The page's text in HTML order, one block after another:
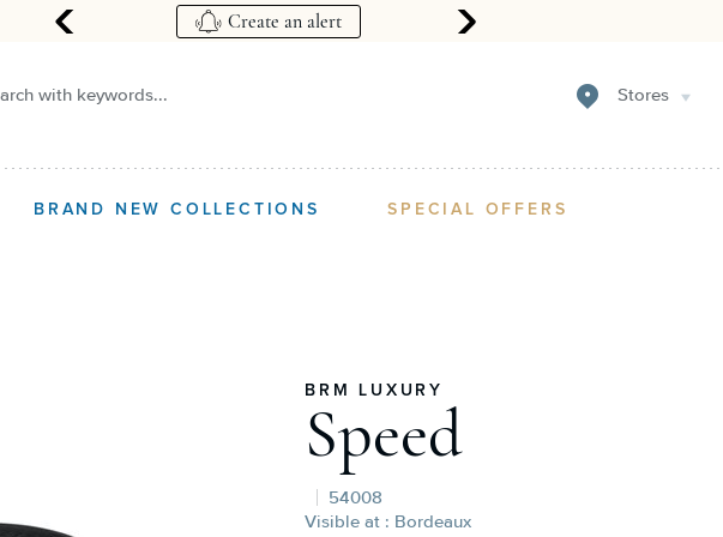
Create an alert
with keywords... Stores
BRAND NEW COLLECTIONS SPECIAL OFFERS
BRM LUXURY
Speed
54008
Visible at : Bordeaux